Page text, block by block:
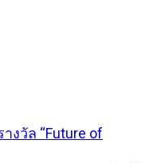
งวัล “Future of